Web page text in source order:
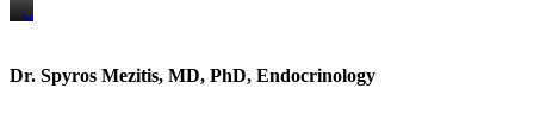
https://www.unitedbrothersfruitmarkets.com/
https://www.unitedbrothersfruitmarkets.com/
Dr. Spyros Mezitis, MD, PhD, Endocrinology